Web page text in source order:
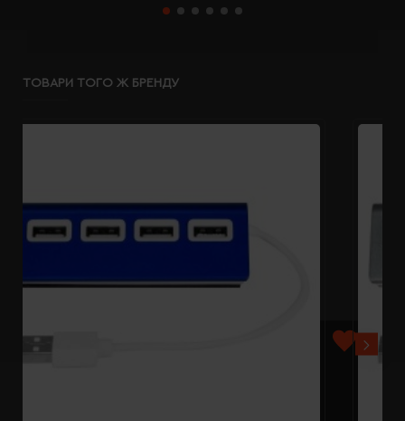
ТОВАРИ ТОГО Ж БРЕНДУ